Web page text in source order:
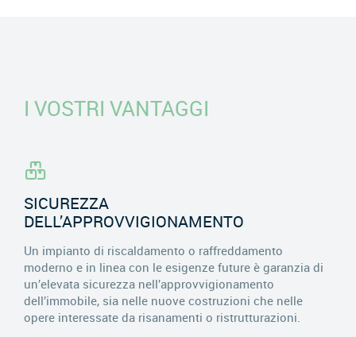
I VOSTRI VANTAGGI
SICUREZZA
DELL’APPROVVIGIONAMENTO
Un impianto di riscaldamento o raffreddamento
moderno e in linea con le esigenze future è garanzia di
un’elevata sicurezza nell’approvvigionamento
dell’immobile, sia nelle nuove costruzioni che nelle
opere interessate da risanamenti o ristrutturazioni.